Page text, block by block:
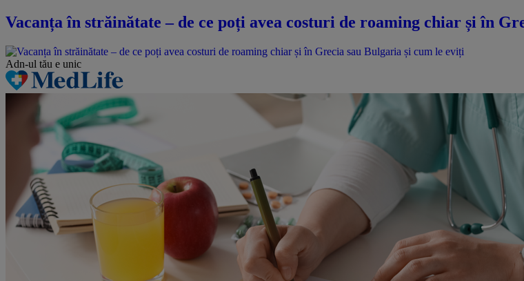
Vacanța în străinătate – de ce poți avea costuri de roaming chiar și în
Adn-ul tău e unic